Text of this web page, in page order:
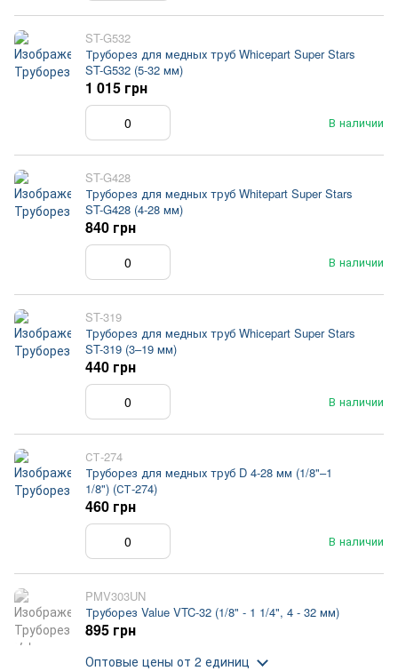
ST-G532
Труборез для медных труб Whicepart Super Stars
ST-G532 (5-32 мм)
В наличии
1 015 грн
ST-G428
Труборез для медных труб Whitepart Super Stars
ST-G428 (4-28 мм)
В наличии
840 грн
ST-319
Труборез для медных труб Whicepart Super Stars
ST-319 (3–19 мм)
В наличии
440 грн
СТ-274
Труборез для медных труб D 4-28 мм (1/8"–1
1/8") (СТ-274)
В наличии
460 грн
PMV303UN
Труборез Value VTC-32 (1/8" - 1 1/4", 4 - 32 мм)
895 грн
Оптовые цены от 2 единиц